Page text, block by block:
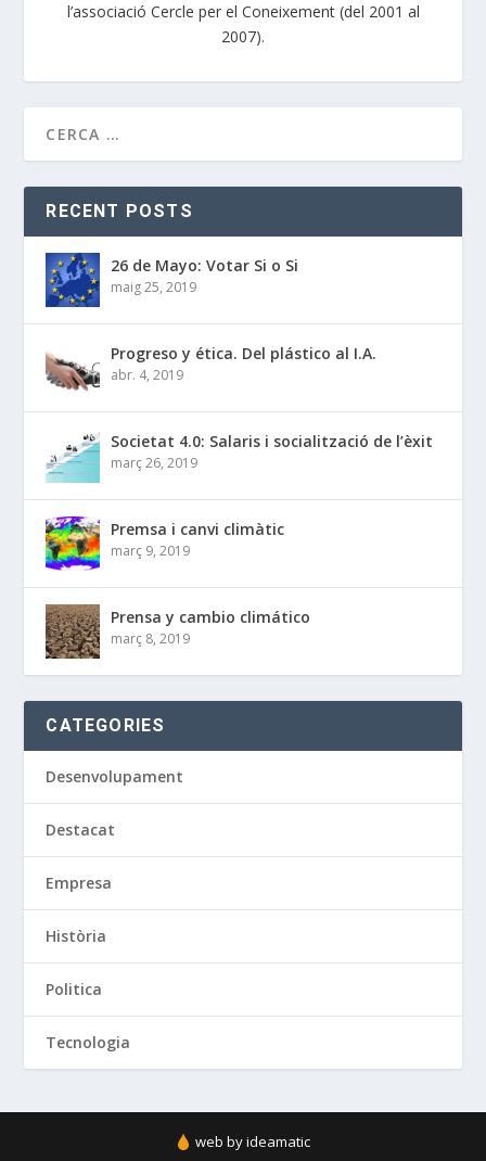
l’associació Cercle per el Coneixement (del 2001 al
2007).
RECENT POSTS
26 de Mayo: Votar Si o Si
maig 25, 2019
Progreso y ética. Del plástico al I.A.
abr. 4, 2019
Societat 4.0: Salaris i socialització de l’èxit
març 26, 2019
Premsa i canvi climàtic
març 9, 2019
Prensa y cambio climático
març 8, 2019
CATEGORIES
Desenvolupament
Destacat
Empresa
Història
Politica
Tecnologia
web by ideamatic